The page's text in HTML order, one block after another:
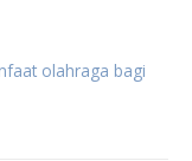
olahraga bagi